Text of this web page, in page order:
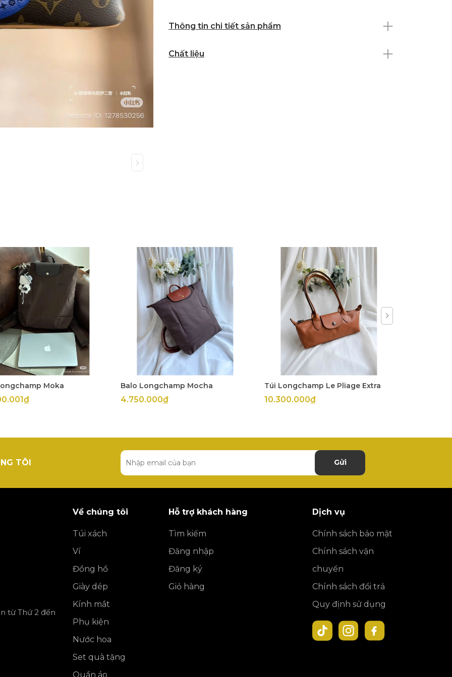
Thông tin chi tiết sản phẩm
Chất liệu
Moka Balo Longchamp Mocha
4.750.000₫
Túi Longchamp Le Pliage Extra
10.300.000₫
TÔI Gửi
từ Thứ 2 đến
Về chúng tôi
Túi xách
Ví
Đồng hồ
Giày dép
Kính mắt
Phụ kiện
Nước hoa
Set quà tặng
Quần áo
Hỗ trợ khách hàng
Tìm kiếm
Đăng nhập
Đăng ký
Giỏ hàng
Dịch vụ
Chính sách bảo mật
Chính sách vận
chuyển
Chính sách đổi trả
Quy định sử dụng